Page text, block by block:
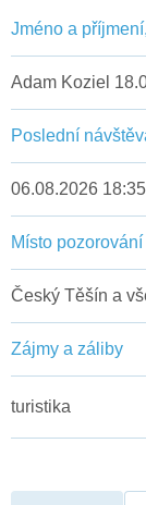
Jméno a
Adam Koziel
Poslední
06.08.2026 18:35
Místo pozorování
Český Těšín a
Zájmy a záliby
turistika